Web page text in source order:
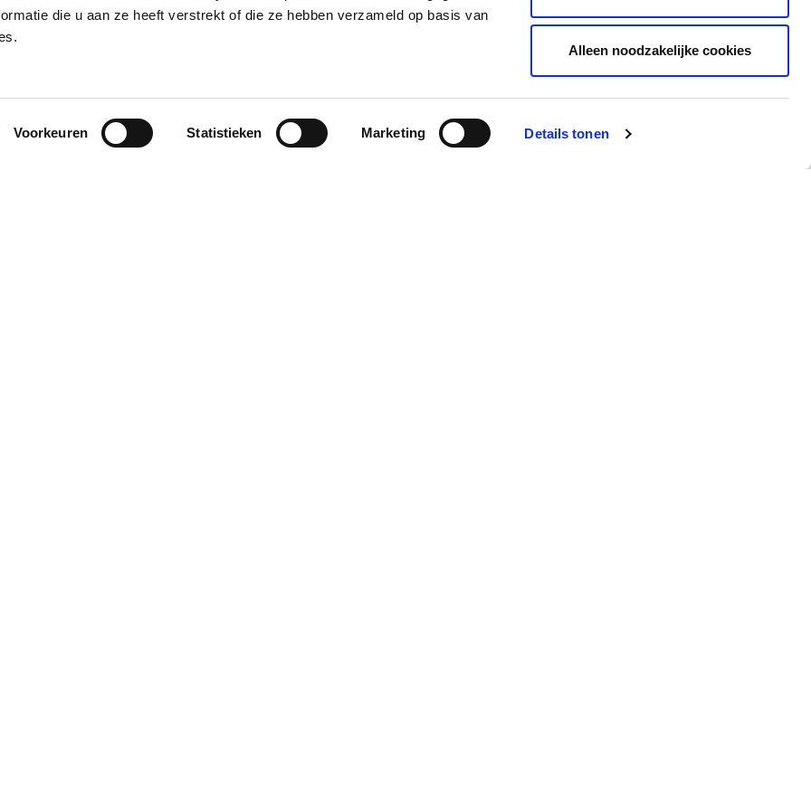
die u aan ze heeft verstrekt of die ze hebben verzameld op basis van
Voorkeuren Statistieken Marketing Details tonen
Alleen noodzakelijke cookies
Het Parlement heeft op 4 april 2024 de
Meer lezen